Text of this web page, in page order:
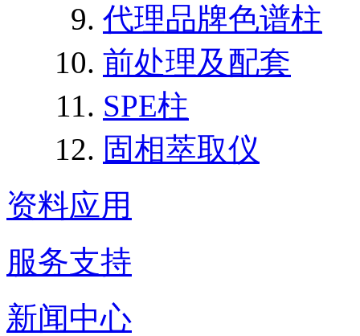
代理品牌色谱柱
前处理及配套
SPE柱
固相萃取仪
资料应用
服务支持
新闻中心